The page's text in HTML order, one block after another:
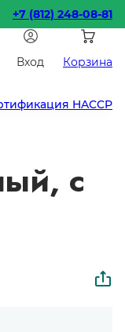
+7 (812) 248-08-81
Вход Корзина
HACCP
с